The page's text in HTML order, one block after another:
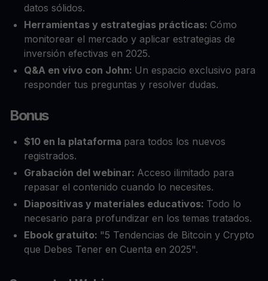
datos sólidos.
Herramientas y estrategias prácticas: Cómo
monitorear el mercado y aplicar estrategias de
inversión efectivas en 2025.
Q&A en vivo con John: Un espacio exclusivo para
responder tus preguntas y resolver dudas.
Bonus
$10 en la plataforma para todos los nuevos
registrados.
Grabación del webinar: Acceso ilimitado para
repasar el contenido cuando lo necesites.
Diapositivas y materiales educativos: Todo lo
necesario para profundizar en los temas tratados.
Ebook gratuito: "5 Tendencias de Bitcoin y Crypto
que Debes Tener en Cuenta en 2025".